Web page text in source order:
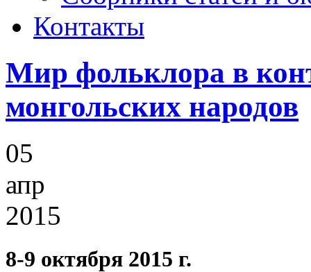
Контакты
Мир фольклора в
монгольских народов
05
апр
2015
8-9 октября 2015 г.